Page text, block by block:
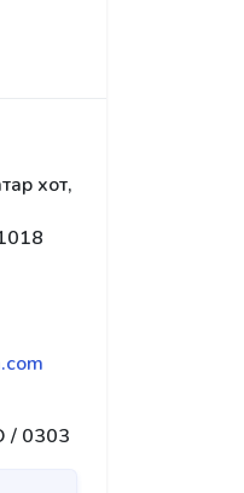
хот,
/ 0303